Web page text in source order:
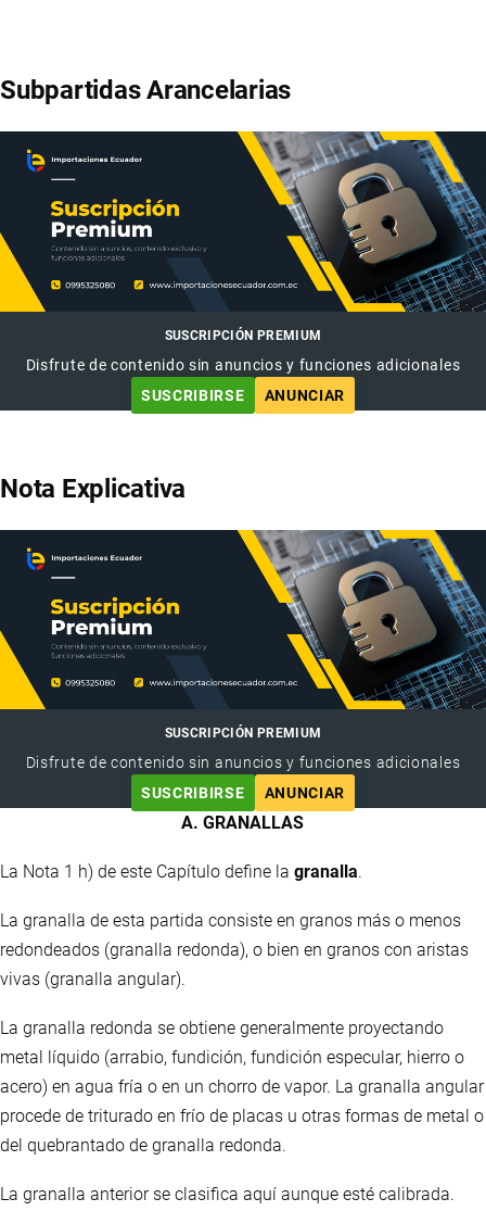
Subpartidas Arancelarias
SUSCRIPCIÓN PREMIUM
Disfrute de contenido sin anuncios y funciones adicionales
SUSCRIBIRSE
ANUNCIAR
Nota Explicativa
SUSCRIPCIÓN PREMIUM
Disfrute de contenido sin anuncios y funciones adicionales
SUSCRIBIRSE
ANUNCIAR
A. GRANALLAS
La Nota 1 h) de este Capítulo define la granalla.
La granalla de esta partida consiste en granos más o menos
redondeados (granalla redonda), o bien en granos con aristas
vivas (granalla angular).
La granalla redonda se obtiene generalmente proyectando
metal líquido (arrabio, fundición, fundición especular, hierro o
acero) en agua fría o en un chorro de vapor. La granalla angular
procede de triturado en frío de placas u otras formas de metal o
del quebrantado de granalla redonda.
La granalla anterior se clasifica aquí aunque esté calibrada.